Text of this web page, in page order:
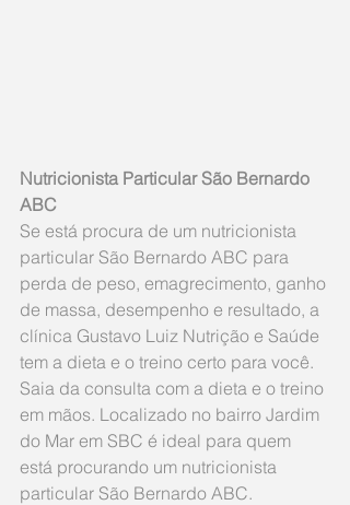
Nutricionista Particular São Bernardo
ABC
Se está procura de um nutricionista
particular São Bernardo ABC para
perda de peso, emagrecimento, ganho
de massa, desempenho e resultado, a
clínica Gustavo Luiz Nutrição e Saúde
tem a dieta e o treino certo para você.
Saia da consulta com a dieta e o treino
em mãos. Localizado no bairro Jardim
do Mar em SBC é ideal para quem
está procurando um nutricionista
particular São Bernardo ABC.